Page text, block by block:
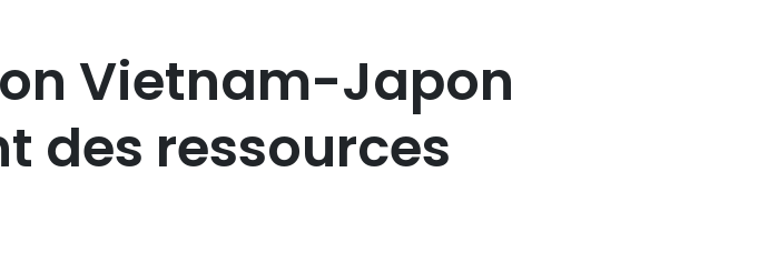
Vietnam-Japon
des ressources